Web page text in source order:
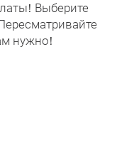
Выберите
нужно!